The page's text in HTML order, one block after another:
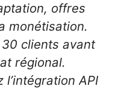
offres
monétisation.
clients avant
régional.
l’intégration API